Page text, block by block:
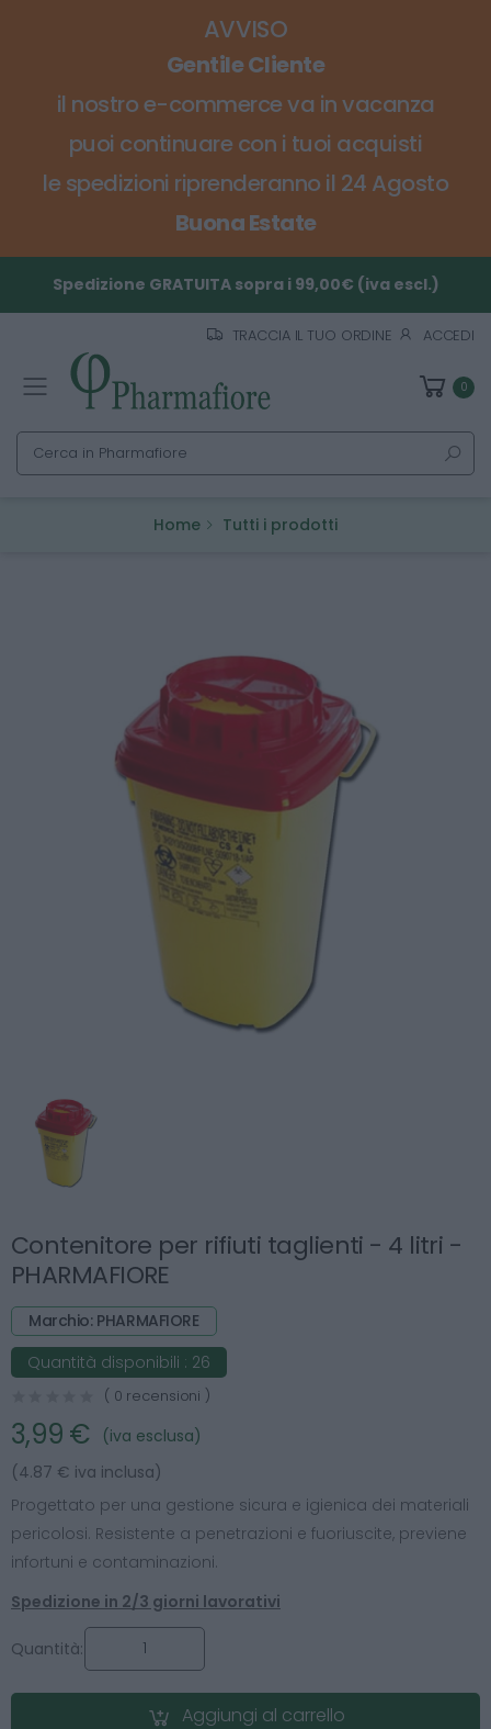
AVVISO
Gentile Cliente
il nostro e-commerce va in vacanza
puoi continuare con i tuoi acquisti
le spedizioni riprenderanno il 24 Agosto
Buona Estate
Spedizione GRATUITA sopra i 99,00€ (iva escl.)
TRACCIA IL TUO ORDINE ACCEDI
Toggle mobile menu 0
Cerca
Home Tutti i prodotti
Contenitore per rifiuti taglienti - 4 litri -
PHARMAFIORE
Marchio: PHARMAFIORE
Quantità disponibili : 26
( 0 recensioni )
3,99 €
(iva esclusa)
(4.87 € iva inclusa)
Progettato per una gestione sicura e igienica dei materiali
pericolosi. Resistente a penetrazioni e fuoriuscite, previene
infortuni e contaminazioni.
Spedizione in 2/3 giorni lavorativi
Quantità:
Aggiungi al carrello